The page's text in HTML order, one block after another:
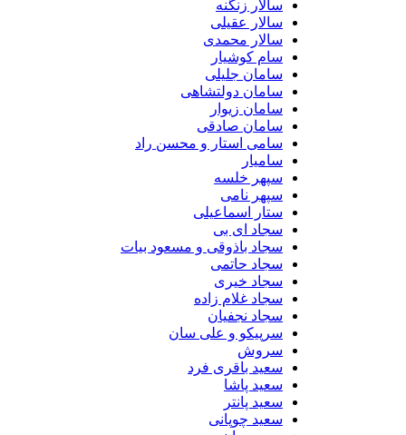
سالار زنگنه
سالار عقیلی
سالار محمدی
سام کوشیار
سامان جلیلی
سامان دولتشاهی
سامان زیوار
سامان صادقی
سامی استار و محسن راد
سامیار
سپهر خلسه
سپهر نامی
ستار اسماعیلی
سجاد ای بی
سجاد باذوقی و مسعود بیات
سجاد حاتمی
سجاد خیری
سجاد غلام زاده
سجاد نجفیان
سرپیکو و علی سان
سروش
سعید باقری فرد
سعید پاشا
سعید پانتر
سعید چوپانی